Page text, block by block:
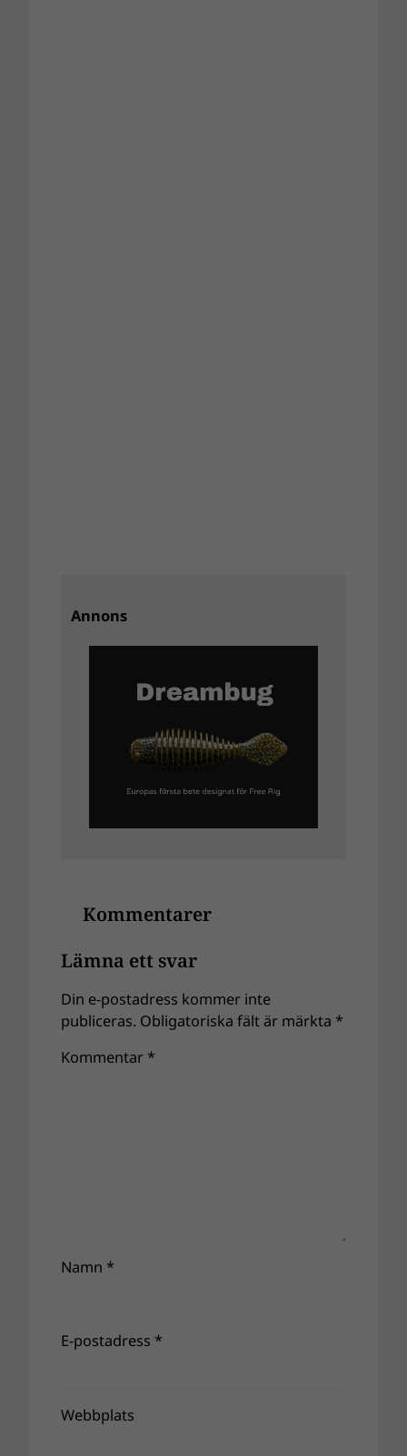
Annons
Kommentarer
Lämna ett svar
Din e-postadress kommer inte
publiceras. Obligatoriska fält är märkta *
Kommentar *
Namn *
E-postadress *
Webbplats